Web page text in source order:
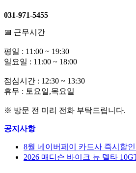
031-971-5455
📅 근무시간
평일 : 11:00 ~ 19:30
일요일 : 11:00 ~ 18:00
점심시간 : 12:30 ~ 13:30
휴무 : 토요일,목요일
※ 방문 전 미리 전화 부탁드립니다.
공지사항
8월 네이버페이 카드사 즉시할
2026 매디슨 바이크 뉴 델타